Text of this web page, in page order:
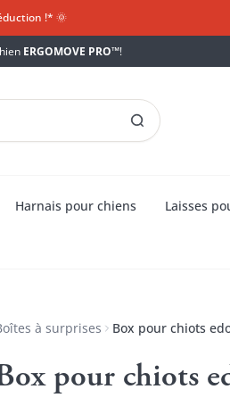
!*​ 🌞
ERGOMOVE PRO™!
Harnais pour chiens
Laisses
à surprises Box pour chiots
pour chiots